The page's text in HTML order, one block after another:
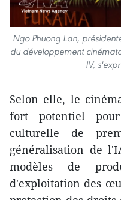
Ngo Phuong Lan,
du développement
IV,
Selon elle, le
fort potentiel
culturelle de
généralisation de
modèles de
d'exploitation des